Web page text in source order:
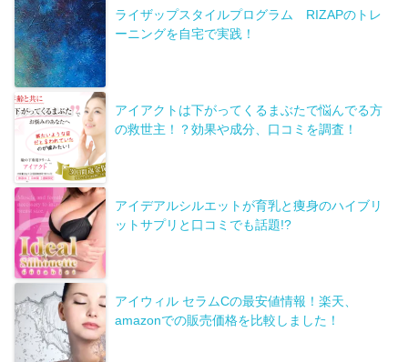
ライザップスタイルプログラム RIZAPのトレ
ーニングを自宅で実践！
アイアクトは下がってくるまぶたで悩んでる方
の救世主！？効果や成分、口コミを調査！
アイデアルシルエットが育乳と痩身のハイブリ
ットサプリと口コミでも話題!?
アイウィル セラムCの最安値情報！楽天、
amazonでの販売価格を比較しました！